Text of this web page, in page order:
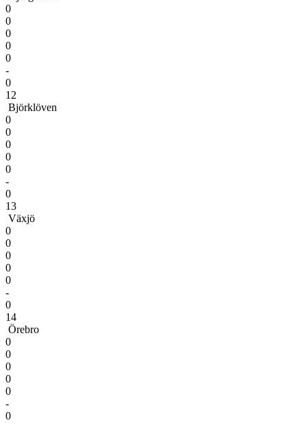
0
0
0
0
0
-
0
12
Björklöven
0
0
0
0
0
-
0
13
Växjö
0
0
0
0
0
-
0
14
Örebro
0
0
0
0
0
-
0